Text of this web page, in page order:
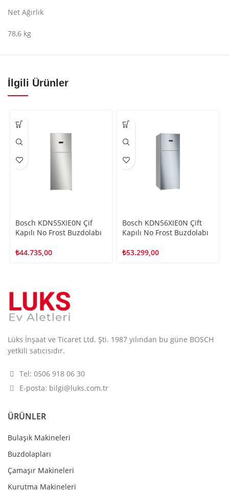
Net Ağırlık
78,6 kg
İlgili Ürünler
Bosch KDN55XIE0N Çif
Kapılı No Frost Buzdolabı
₺44.735,00
Bosch KDN56XIE0N Çift
Kapılı No Frost Buzdolabı
₺53.299,00
Lüks İnşaat ve Ticaret Ltd. Şti. 1987 yılından bu güne BOSCH
yetkili satıcısıdır.
Tel: 0506 918 06 30
E-posta: bilgi@luks.com.tr
ÜRÜNLER
Bulaşık Makineleri
Buzdolapları
Çamaşır Makineleri
Kurutma Makineleri